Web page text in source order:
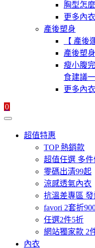
胸型怎
更多內
產後塑身
【 產後
產後塑
瘦小腹
食建議
更多內
0
超值特惠
TOP 熱銷款
超值任選 多件
零碼出清99起
涼感透氣內衣
抗溫差專區
favori 2套折
任選2件5折
網站獨家款 2
內衣